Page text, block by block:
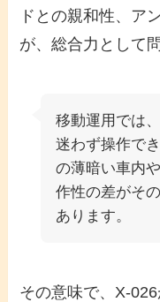
ドとの親和性、ア
が、総合力として
移動運用では
迷わず操作で
の薄暗い車内
作性の差がそ
あります。
その意味で、X-